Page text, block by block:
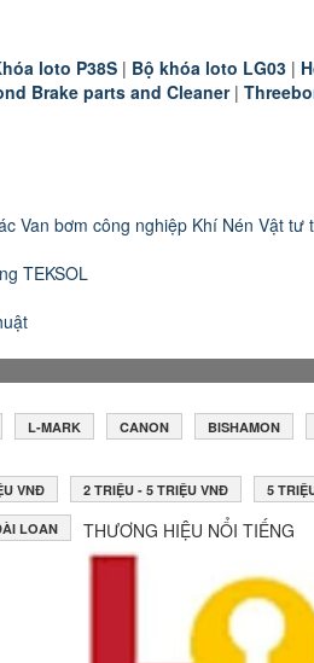
hóa loto P38S | Bộ khóa loto LG03 |
Brake parts and Cleaner|
Van bơm công nghiệp Khí Nén Vật tư
TEKSOL
L-MARK CANON BISHAMON
VNĐ 2 TRIỆU - 5 TRIỆU VNĐ 5
LOAN THƯƠNG HIỆU NỔI TIẾNG